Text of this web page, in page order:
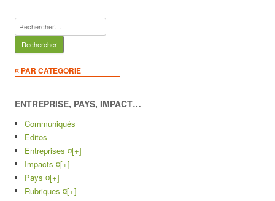
Rechercher :
¤ PAR CATEGORIE
ENTREPRISE, PAYS, IMPACT…
Communiqués
Editos
Entreprises ¤[+]
Impacts ¤[+]
Pays ¤[+]
Rubriques ¤[+]